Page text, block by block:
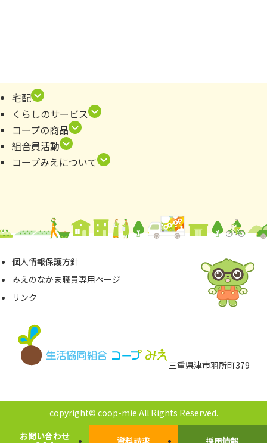
お問い合わせ 資料請求 採用情報
宅配
くらしのサービス
コープの商品
組合員活動
コープみえについて
三重県津市⽻所町379
個⼈情報保護⽅針
みえのなかま職員専⽤ページ
リンク
copyright© coop-mie All Rights Reserved.